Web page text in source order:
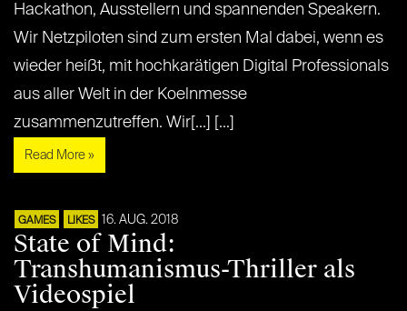
Hackathon, Ausstellern und spannenden Speakern.
Wir Netzpiloten sind zum ersten Mal dabei, wenn es
wieder heißt, mit hochkarätigen Digital Professionals
aus aller Welt in der Koelnmesse
zusammenzutreffen. Wir[...] [...]
Read More »
GAMES LIKES 16. AUG. 2018
State of Mind:
Transhumanismus-Thriller als
Videospiel